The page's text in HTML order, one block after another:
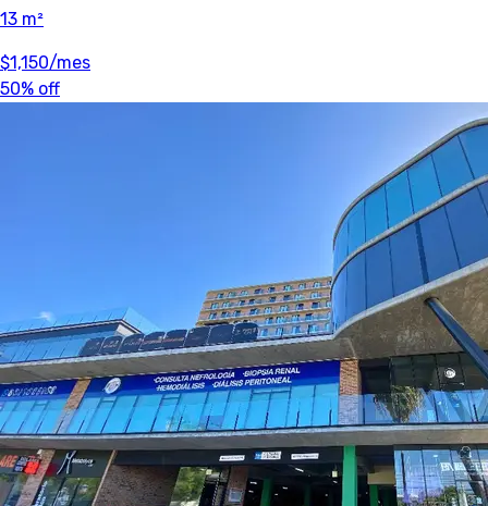
13 m²
$1,150/mes
50% off